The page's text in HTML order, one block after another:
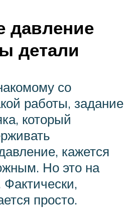
давление
детали
со
работы, задание
который
кажется
Но это на
просто.